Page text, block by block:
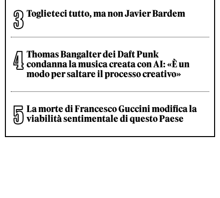
Toglieteci tutto, ma non Javier Bardem
Thomas Bangalter dei Daft Punk
condanna la musica creata con AI: «È un
modo per saltare il processo creativo»
La morte di Francesco Guccini modifica la
viabilità sentimentale di questo Paese